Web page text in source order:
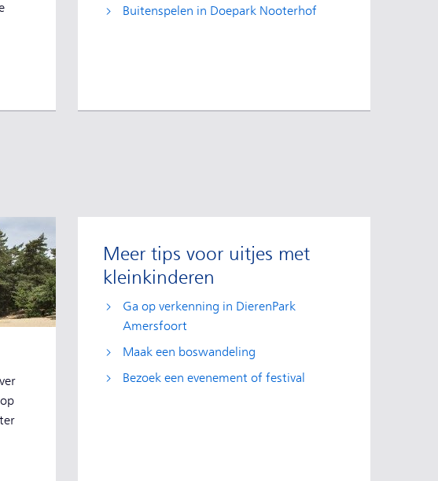
Buitenspelen in Doepark Nooterhof
Meer tips voor uitjes met
kleinkinderen
Ga op verkenning in DierenPark
Amersfoort
Maak een boswandeling
Bezoek een evenement of festival